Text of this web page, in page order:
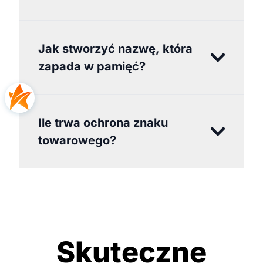
Jak stworzyć nazwę, która
zapada w pamięć?
Ile trwa ochrona znaku
towarowego?
Skuteczne